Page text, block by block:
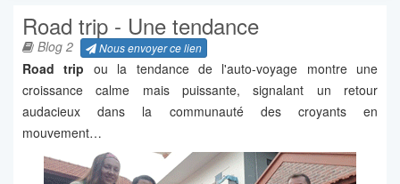
Road trip - Une tendance
Blog 2 Nous envoyer ce lien
Road trip ou la tendance de l'auto-voyage montre une
croissance calme mais puissante, signalant un retour
audacieux dans la communauté des croyants en
mouvement…